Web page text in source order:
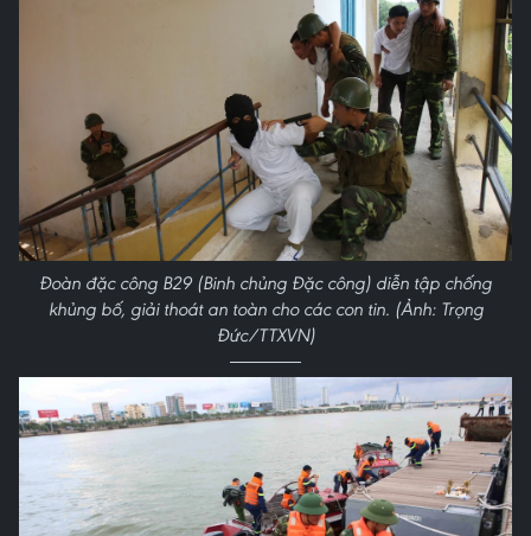
Đoàn đặc công B29 (Binh chủng Đặc công) diễn tập chống
khủng bố, giải thoát an toàn cho các con tin. (Ảnh: Trọng
Đức/TTXVN)